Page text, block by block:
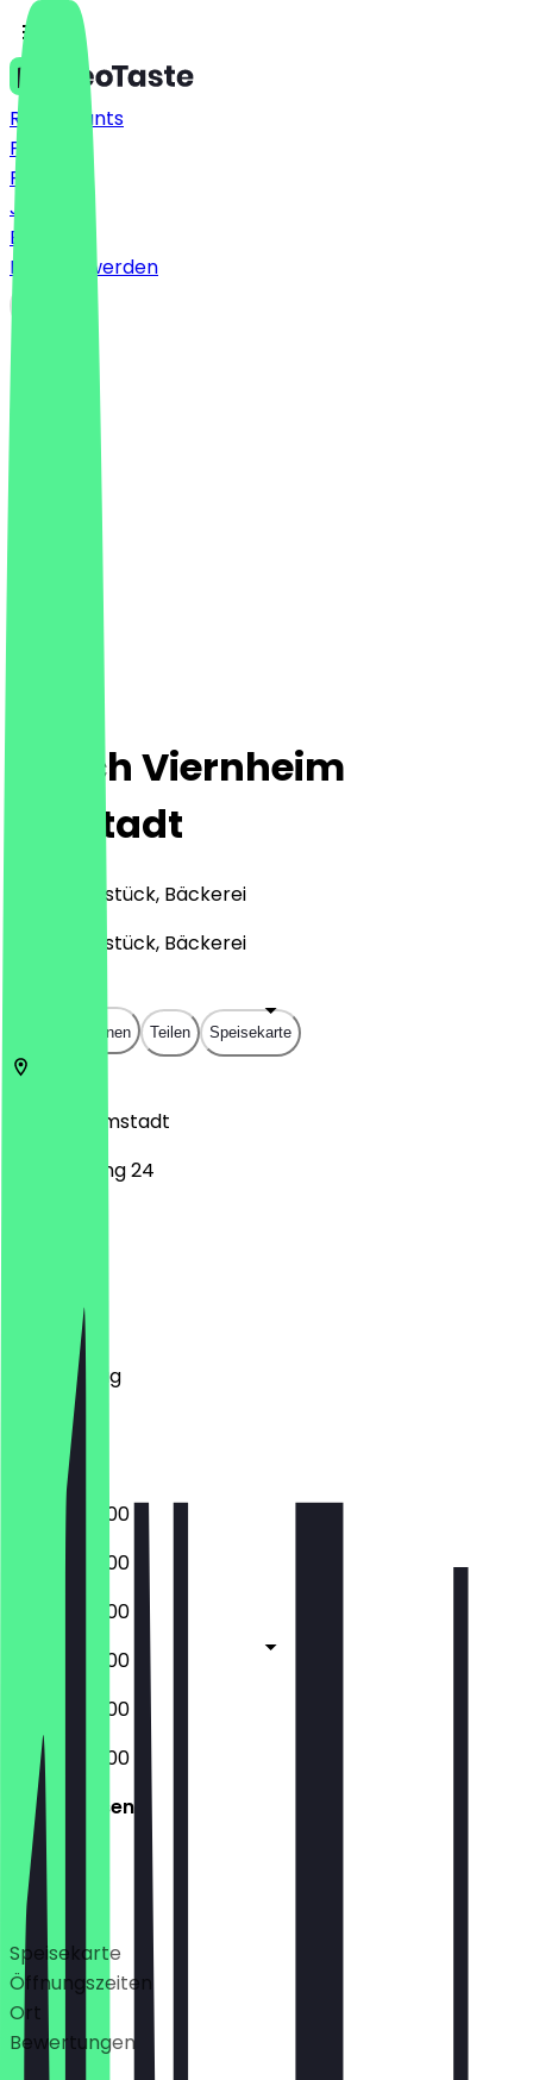
Restaurants
Preise
FAQ
Jobs
Blog
Partner werden
Ditsch Viernheim
Karstadt
Café, Frühstück, Bäckerei
Café, Frühstück, Bäckerei
In App öffnen Teilen Speisekarte
Darmstadt
Berliner Ring 24
Dienstag
Mittwoch
Donnerstag
Freitag
Samstag
Sonntag
09:00 - 20:00
09:00 - 20:00
09:00 - 20:00
09:00 - 20:00
09:00 - 20:00
09:00 - 20:00
Geschlossen
Deals
Speisekarte
Öffnungszeiten
Ort
Bewertungen